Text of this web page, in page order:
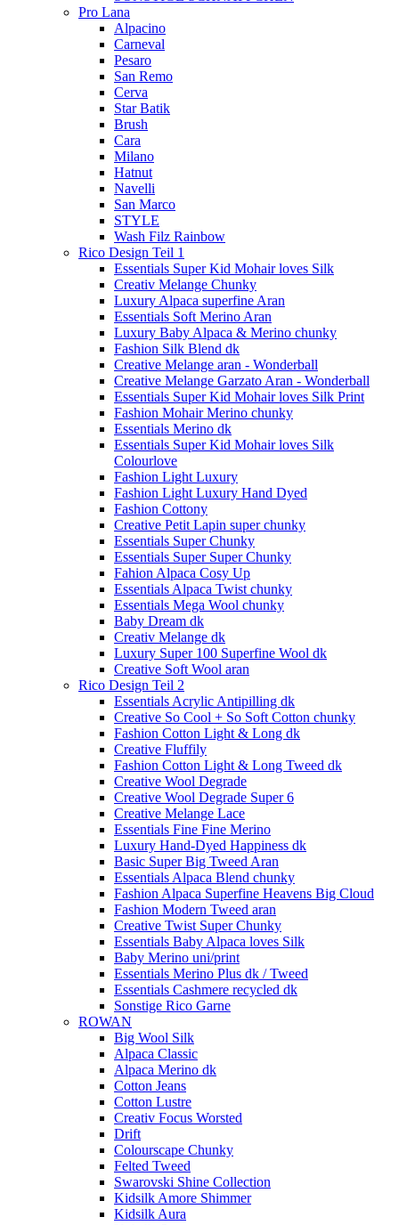
Pro Lana
Alpacino
Carneval
Pesaro
San Remo
Cerva
Star Batik
Brush
Cara
Milano
Hatnut
Navelli
San Marco
STYLE
Wash Filz Rainbow
Rico Design Teil 1
Essentials Super Kid Mohair loves Silk
Creativ Melange Chunky
Luxury Alpaca superfine Aran
Essentials Soft Merino Aran
Luxury Baby Alpaca & Merino chunky
Fashion Silk Blend dk
Creative Melange aran - Wonderball
Creative Melange Garzato Aran - Wonderball
Essentials Super Kid Mohair loves Silk Print
Fashion Mohair Merino chunky
Essentials Merino dk
Essentials Super Kid Mohair loves Silk
Colourlove
Fashion Light Luxury
Fashion Light Luxury Hand Dyed
Fashion Cottony
Creative Petit Lapin super chunky
Essentials Super Chunky
Essentials Super Super Chunky
Fahion Alpaca Cosy Up
Essentials Alpaca Twist chunky
Essentials Mega Wool chunky
Baby Dream dk
Creativ Melange dk
Luxury Super 100 Superfine Wool dk
Creative Soft Wool aran
Rico Design Teil 2
Essentials Acrylic Antipilling dk
Creative So Cool + So Soft Cotton chunky
Fashion Cotton Light & Long dk
Creative Fluffily
Fashion Cotton Light & Long Tweed dk
Creative Wool Degrade
Creative Wool Degrade Super 6
Creative Melange Lace
Essentials Fine Fine Merino
Luxury Hand-Dyed Happiness dk
Basic Super Big Tweed Aran
Essentials Alpaca Blend chunky
Fashion Alpaca Superfine Heavens Big Cloud
Fashion Modern Tweed aran
Creative Twist Super Chunky
Essentials Baby Alpaca loves Silk
Baby Merino uni/print
Essentials Merino Plus dk / Tweed
Essentials Cashmere recycled dk
Sonstige Rico Garne
ROWAN
Big Wool Silk
Alpaca Classic
Alpaca Merino dk
Cotton Jeans
Cotton Lustre
Creativ Focus Worsted
Drift
Colourscape Chunky
Felted Tweed
Swarovski Shine Collection
Kidsilk Amore Shimmer
Kidsilk Aura